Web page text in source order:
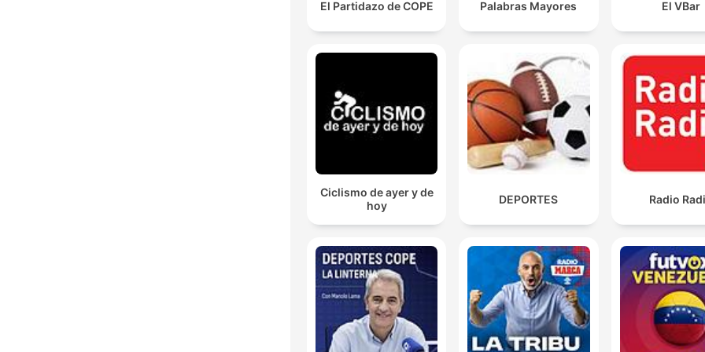
El Partidazo de COPE Palabras Mayores El VBar
Ciclismo de ayer y de
hoy
DEPORTES Radio